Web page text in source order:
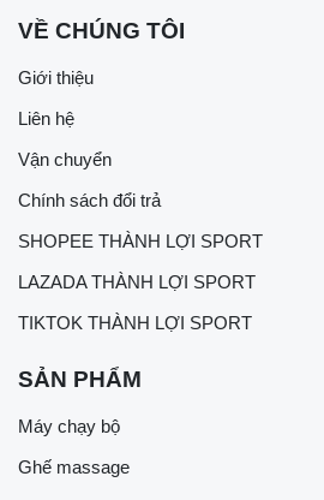
VỀ CHÚNG TÔI
Giới thiệu
Liên hệ
Vận chuyển
Chính sách đổi trả
SHOPEE THÀNH LỢI SPORT
LAZADA THÀNH LỢI SPORT
TIKTOK THÀNH LỢI SPORT
SẢN PHẨM
Máy chạy bộ
Ghế massage